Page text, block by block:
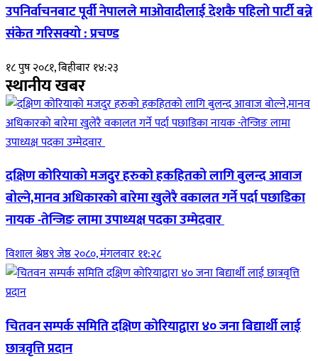
उपनिर्वाचनबाट पूर्वी नेपालले माओवादीलाई देशकै पहिलो पार्टी बन्ने
संकेत गरिसक्यो : प्रचण्ड
१८ पुष २०८१, बिहीबार १४:२३
स्थानीय खबर
दक्षिण कोरियाको मजदुर हरुको हकहितको लागि बुलन्द आवाज
बोल्ने,मानव अधिकारको बारेमा खुलेरै वकालत गर्ने पर्दा पछाडिका
नायक -तेन्जिङ लामा उपाध्यक्ष पदका उम्मेदवार
विशाल श्रेष्ठ९ जेष्ठ २०८०, मंगलवार ११:२८
चितवन सम्पर्क समिति दक्षिण कोरियाद्वारा ४० जना बिद्यार्थी लाई
छात्रवृत्ति प्रदान